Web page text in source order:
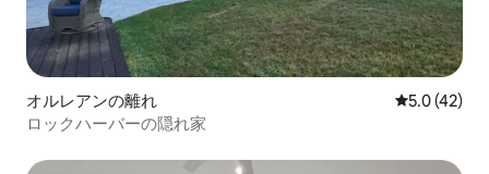
オルレアンの離れ レビュー42
5.0 (42)
ロックハーバーの隠れ家